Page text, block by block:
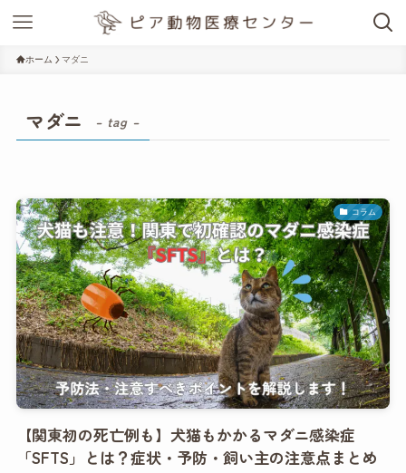
ホーム マダニ
マダニ – tag –
コラム
【関東初の死亡例も】犬猫もかかるマダニ感染症
「SFTS」とは？症状・予防・飼い主の注意点まとめ